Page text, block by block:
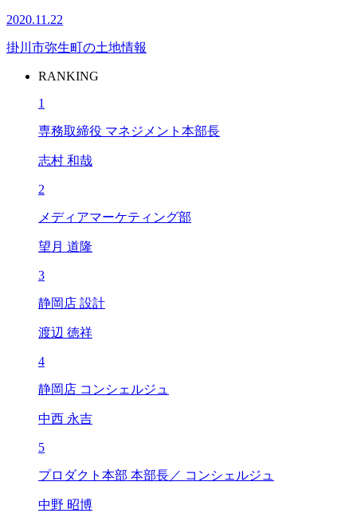
2020.11.22
掛川市弥生町の土地情報
RANKING
1
専務取締役 マネジメント本部長
志村 和哉
2
メディアマーケティング部
望月 道隆
3
静岡店 設計
渡辺 徳祥
4
静岡店 コンシェルジュ
中西 永吉
5
プロダクト本部 本部長／ コンシェルジュ
中野 昭博